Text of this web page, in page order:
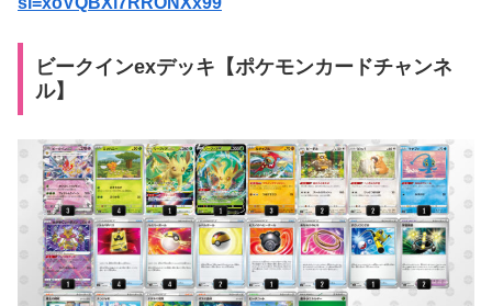
ビークインexデッキ【ポケモンカードチャンネ
ル】